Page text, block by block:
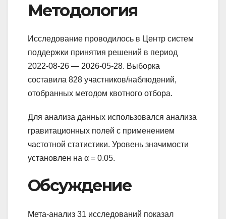
Методология
Исследование проводилось в Центр систем
поддержки принятия решений в период
2022-08-26 — 2026-05-28. Выборка
составила 828 участников/наблюдений,
отобранных методом квотного отбора.
Для анализа данных использовался анализа
гравитационных полей с применением
частотной статистики. Уровень значимости
установлен на α = 0.05.
Обсуждение
Мета-анализ 31 исследований показал